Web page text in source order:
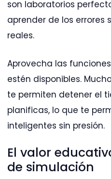
son laboratorios
aprender de los errores
reales.
Aprovecha las
estén disponibles.
te permiten detener el
planificas, lo que te
inteligentes sin presión.
El valor
de simulación